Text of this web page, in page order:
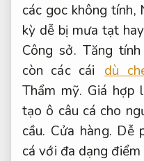
các goc không tính,
kỳ dễ bị mưa tạt
Công sở. Tăng
còn các cái
dù
Thẩm mỹ. Giá hợp
tạo ô câu cá cho
cầu. Cửa hàng. Dễ
cá với đa dạng điểm